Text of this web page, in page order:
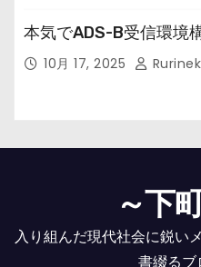
本気でADS-B受信環境
10月 17, 2025
～下
入り組んだ現代社会に鋭い
書綴るブ